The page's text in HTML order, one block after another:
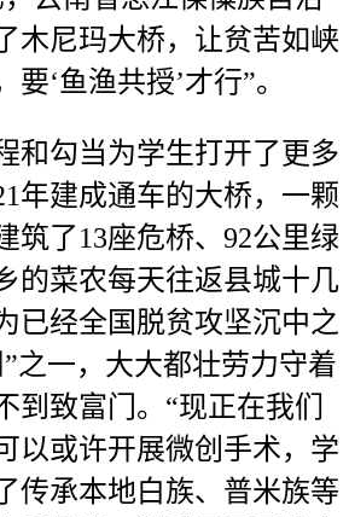
木尼玛大桥，让贫苦如峡
‘鱼渔共授’才行”。
勾当为学生打开了更多
年建成通车的大桥，一颗
筑了13座危桥、92公里绿
的菜农每天往返县城十几
已经全国脱贫攻坚沉中之
之一，大大都壮劳力守着
到致富门。“现正在我们
以或许开展微创手术，学
传承本地白族、普米族等